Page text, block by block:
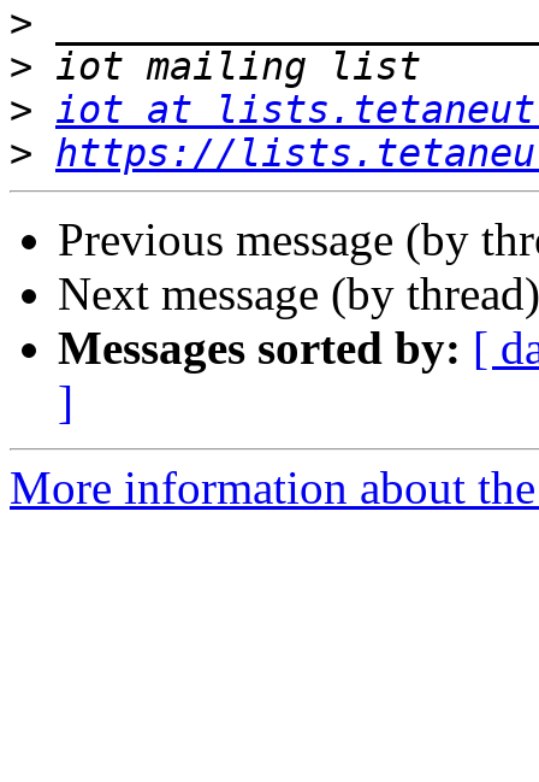
>
>
> iot at
> https://
Previous message (by
Next message (by
Messages sorted by: [
]
More information about